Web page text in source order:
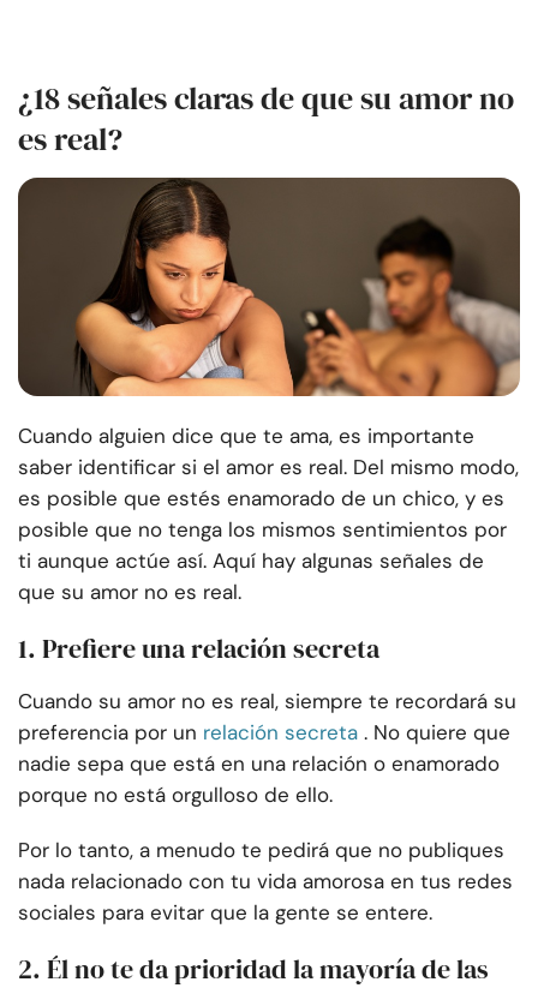
¿18 señales claras de que su amor no
es real?
Cuando alguien dice que te ama, es importante
saber identificar si el amor es real. Del mismo modo,
es posible que estés enamorado de un chico, y es
posible que no tenga los mismos sentimientos por
ti aunque actúe así. Aquí hay algunas señales de
que su amor no es real.
1. Prefiere una relación secreta
Cuando su amor no es real, siempre te recordará su
preferencia por un relación secreta . No quiere que
nadie sepa que está en una relación o enamorado
porque no está orgulloso de ello.
Por lo tanto, a menudo te pedirá que no publiques
nada relacionado con tu vida amorosa en tus redes
sociales para evitar que la gente se entere.
2. Él no te da prioridad la mayoría de las